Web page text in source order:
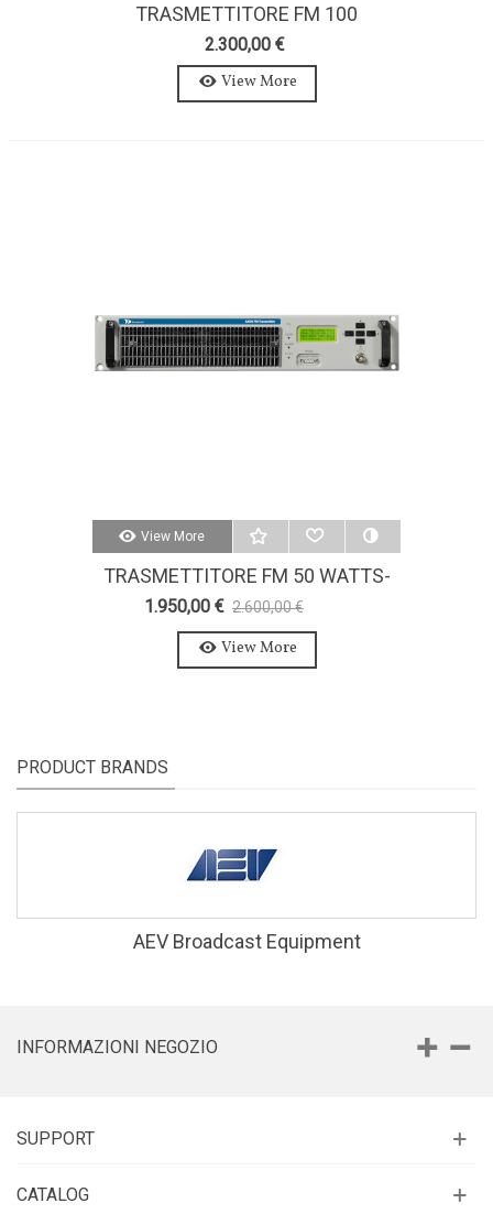
TRASMETTITORE FM 100
WATTS-AXON 100W-STEREO-
MPX
2.300,00 €
View More
View More
TRASMETTITORE FM 50 WATTS-
AXON 50W-STEREO-MPX
1.950,00 € 2.600,00 €
View More
PRODUCT BRANDS
AEV Broadcast Equipment
INFORMAZIONI NEGOZIO
SUPPORT
CATALOG